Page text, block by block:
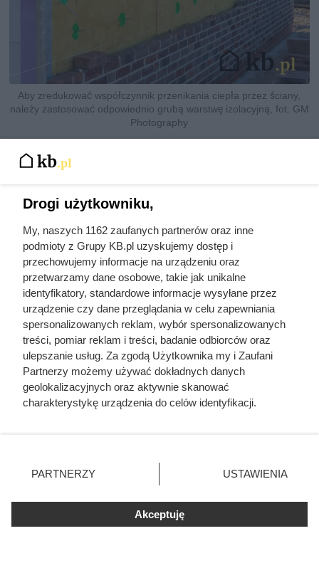
Aby zredukować współczynnik przenikania ciepła przez ściany,
należy zastosować odpowiednio grubą warstwę izolacyjną, fot. GM
Photography
Drogi użytkowniku,
My, naszych 1162 zaufanych partnerów oraz inne
podmioty z Grupy KB.pl uzyskujemy dostęp i
przechowujemy informacje na urządzeniu oraz
przetwarzamy dane osobowe, takie jak unikalne
identyfikatory, standardowe informacje wysyłane przez
urządzenie czy dane przeglądania w celu zapewniania
spersonalizowanych reklam, wybór spersonalizowanych
treści, pomiar reklam i treści, badanie odbiorców oraz
ulepszanie usług. Za zgodą Użytkownika my i Zaufani
Partnerzy możemy używać dokładnych danych
geolokalizacyjnych oraz aktywnie skanować
charakterystykę urządzenia do celów identyfikacji.
zmienić/wycofać klikając przycisk ustawień prywatności
znajdujący się w lewym dolnym rogu strony. Niektóre
użytkownika, ale masz prawo sprzeciwić się takiemu
przetwarzaniu. Preferencje będą miały zastosowania tylko
PARTNERZY USTAWIENIA
Akceptuję